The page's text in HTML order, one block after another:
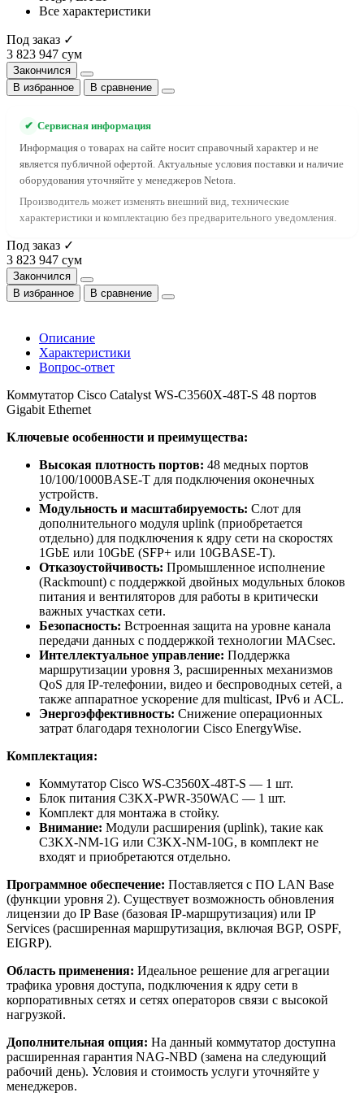
Все характеристики
Под заказ ✓
3 823 947 сум
Закончился
В избранное
В сравнение
✔ Сервисная информация
Информация о товарах на сайте носит справочный характер и не
является публичной офертой. Актуальные условия поставки и наличие
оборудования уточняйте у менеджеров Netora.
Производитель может изменять внешний вид, технические
характеристики и комплектацию без предварительного уведомления.
Под заказ ✓
3 823 947 сум
Закончился
В избранное
В сравнение
Описание
Характеристики
Вопрос-ответ
Коммутатор Cisco Catalyst WS-C3560X-48T-S 48 портов
Gigabit Ethernet
Ключевые особенности и преимущества:
Высокая плотность портов: 48 медных портов
10/100/1000BASE-T для подключения оконечных
устройств.
Модульность и масштабируемость: Слот для
дополнительного модуля uplink (приобретается
отдельно) для подключения к ядру сети на скоростях
1GbE или 10GbE (SFP+ или 10GBASE-T).
Отказоустойчивость: Промышленное исполнение
(Rackmount) с поддержкой двойных модульных блоков
питания и вентиляторов для работы в критически
важных участках сети.
Безопасность: Встроенная защита на уровне канала
передачи данных с поддержкой технологии MACsec.
Интеллектуальное управление: Поддержка
маршрутизации уровня 3, расширенных механизмов
QoS для IP-телефонии, видео и беспроводных сетей, а
также аппаратное ускорение для multicast, IPv6 и ACL.
Энергоэффективность: Снижение операционных
затрат благодаря технологии Cisco EnergyWise.
Комплектация:
Коммутатор Cisco WS-C3560X-48T-S — 1 шт.
Блок питания C3KX-PWR-350WAC — 1 шт.
Комплект для монтажа в стойку.
Внимание: Модули расширения (uplink), такие как
C3KX-NM-1G или C3KX-NM-10G, в комплект не
входят и приобретаются отдельно.
Программное обеспечение: Поставляется с ПО LAN Base
(функции уровня 2). Существует возможность обновления
лицензии до IP Base (базовая IP-маршрутизация) или IP
Services (расширенная маршрутизация, включая BGP, OSPF,
EIGRP).
Область применения: Идеальное решение для агрегации
трафика уровня доступа, подключения к ядру сети в
корпоративных сетях и сетях операторов связи с высокой
нагрузкой.
Дополнительная опция: На данный коммутатор доступна
расширенная гарантия NAG-NBD (замена на следующий
рабочий день). Условия и стоимость услуги уточняйте у
менеджеров.